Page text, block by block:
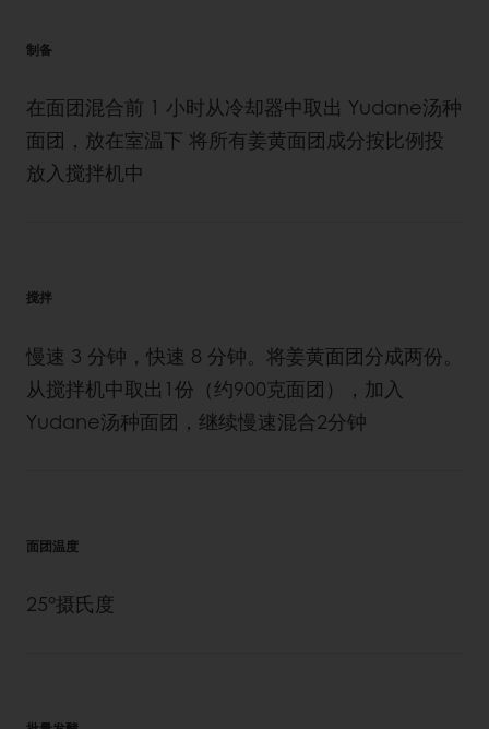
制备
在面团混合前 1 小时从冷却器中取出 Yudane汤种
面团，放在室温下 将所有姜黄面团成分按比例投
放入搅拌机中
搅拌
慢速 3 分钟，快速 8 分钟。将姜黄面团分成两份。
从搅拌机中取出1份（约900克面团），加入
Yudane汤种面团，继续慢速混合2分钟
面团温度
25°摄氏度